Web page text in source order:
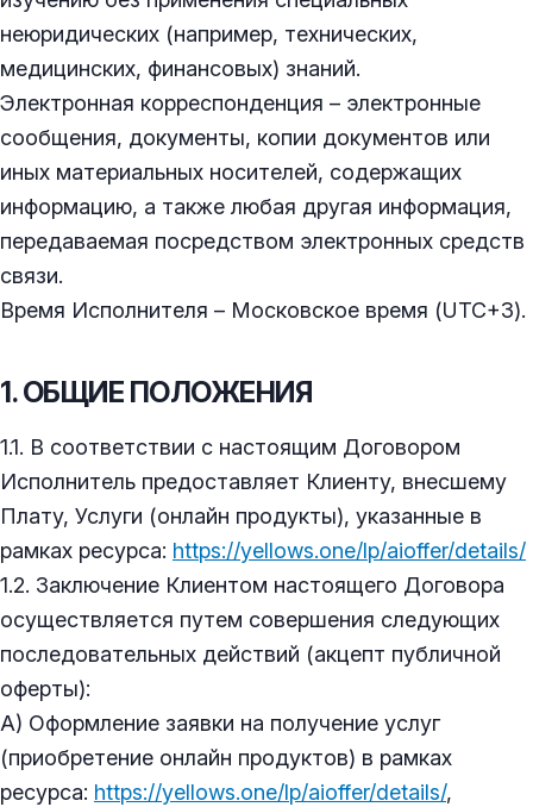
неюридических (например, технических,
медицинских, финансовых) знаний.
Электронная корреспонденция – электронные
сообщения, документы, копии документов или
иных материальных носителей, содержащих
информацию, а также любая другая информация,
передаваемая посредством электронных средств
связи.
Время Исполнителя – Московское время (UTC+3).
1. ОБЩИЕ ПОЛОЖЕНИЯ
1.1. В соответствии с настоящим Договором
Исполнитель предоставляет Клиенту, внесшему
Плату, Услуги (онлайн продукты), указанные в
рамках ресурса: https://yellows.one/lp/aioffer/details/
1.2. Заключение Клиентом настоящего Договора
осуществляется путем совершения следующих
последовательных действий (акцепт публичной
оферты):
А) Оформление заявки на получение услуг
(приобретение онлайн продуктов) в рамках
ресурса: https://yellows.one/lp/aioffer/details/,